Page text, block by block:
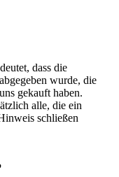
dass die
wurde, die
gekauft haben.
alle, die ein
schließen